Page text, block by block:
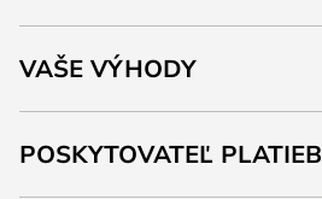
VAŠE VÝHODY
POSKYTOVATEĽ PLATIEB